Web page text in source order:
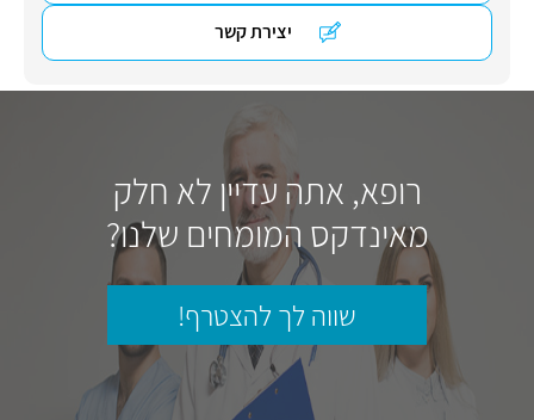
יצירת קשר
רופא, אתה עדיין לא חלק
מאינדקס המומחים שלנו?
שווה לך להצטרף!